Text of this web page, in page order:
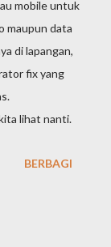
mobile untuk
maupun data
di lapangan,
fix yang
lihat nanti.
BERBAGI